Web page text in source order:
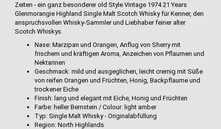
Zeiten - ein ganz besonderer old Style Vintage 1974 21 Years
Glenmorangie Highland Single Malt Scotch Whisky für Kenner, den
anspruchsvollen Whisky-Sammler und Liebhaber feiner alter
Scotch Whiskys.
Nase: Marzipan und Orangen, Anflug von Sherry mit
frischem und kräftigen Aroma, Anzeichen von Pflaumen und
Nektarinen
Geschmack: mild und ausgeglichen, leicht cremig mit Süße
von reifen Orangen und Früchten, Honig, Backpflaume und
trockener Eiche
Finish: lang und elegant mit Eiche, Honig und Früchten
Farbe: heller Bernstein / Colour: light amber
Typ: Single Malt Whisky - Originalabfüllung
Region: North Highlands